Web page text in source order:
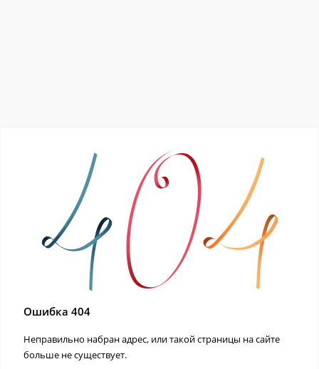
Ошибка 404
Неправильно набран адрес, или такой страницы на сайте
больше не существует.